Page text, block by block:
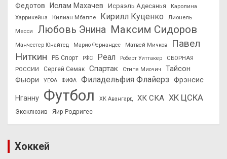
Федотов
Ислам Махачев Исраэль Адесанья
Каролина
Харрикейнз
Килиан Мбаппе Кирилл Куценко
Лионель
Месси
Любовь Энина Максим Сидоров
Манчестер Юнайтед Марио Фернандес Матвей Мичков
Павел
Ниткин
РБ Спорт РФС Реал Роберт Уиттакер
СБОРНАЯ
РОССИИ
Сергей Семак Спартак Стипе Миочич
Тайсон
Фьюри
УЕФА ФИФА Филадельфия Флайерз Фрэнсис
Нганну Футбол ХК Авангард ХК СКА ХК ЦСКА
Эксклюзив Яир Родригес
Хоккей